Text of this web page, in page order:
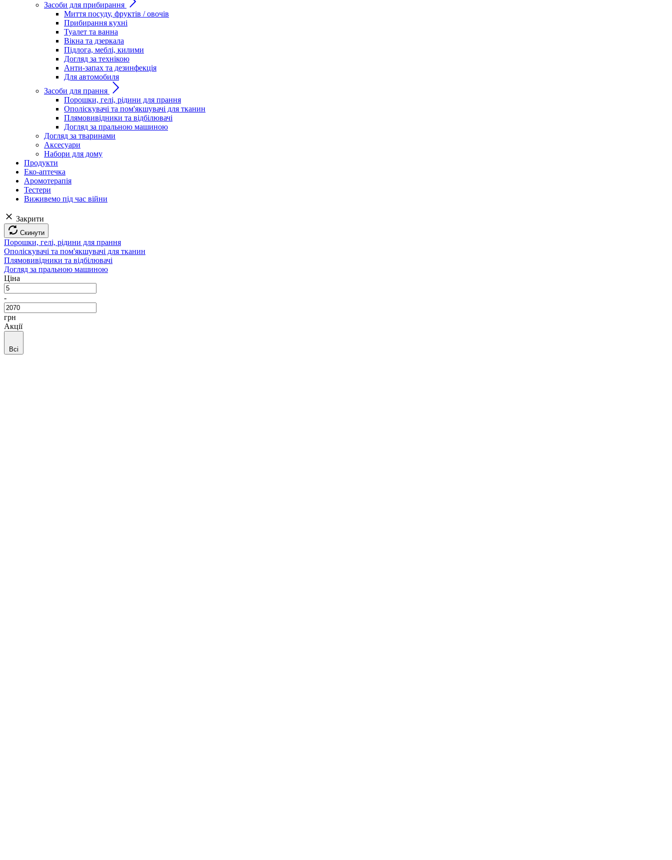
Засоби для прибирання
Миття посуду, фруктів / овочів
Прибирання кухні
Туалет та ванна
Вікна та дзеркала
Підлога, меблі, килими
Догляд за технікою
Анти-запах та дезинфекція
Для автомобиля
Засоби для прання
Порошки, гелі, рідини для прання
Ополіскувачі та пом'якшувачі для тканин
Плямовивідники та відбілювачі
Догляд за пральною машиною
Догляд за тваринами
Аксесуари
Набори для дому
Продукти
Еко-аптечка
Аромотерапія
Тестери
Виживемо під час війни
Закрити
Скинути
Порошки, гелі, рідини для прання
Ополіскувачі та пом'якшувачі для тканин
Плямовивідники та відбілювачі
Догляд за пральною машиною
Ціна
-
грн
Акції
Всі